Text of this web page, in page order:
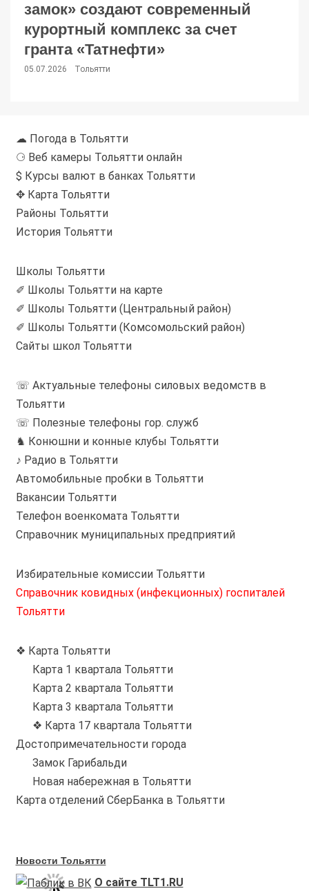
замок» создают современный
курортный комплекс за счет
гранта «Татнефти»
05.07.2026 Тольятти
☁ Погода в Тольятти
⚆ Веб камеры Тольятти онлайн
$ Курсы валют в банках Тольятти
✥ Карта Тольятти
Районы Тольятти
История Тольятти
Школы Тольятти
✐ Школы Тольятти на карте
✐ Школы Тольятти (Центральный район)
✐ Школы Тольятти (Комсомольский район)
Сайты школ Тольятти
☏ Актуальные телефоны силовых ведомств в
Тольятти
☏ Полезные телефоны гор. служб
♞ Конюшни и конные клубы Тольятти
♪ Радио в Тольятти
Автомобильные пробки в Тольятти
Вакансии Тольятти
Телефон военкомата Тольятти
Справочник муниципальных предприятий
Избирательные комиссии Тольятти
Справочник ковидных (инфекционных) госпиталей
Тольятти
❖ Карта Тольятти
Карта 1 квартала Тольятти
Карта 2 квартала Тольятти
Карта 3 квартала Тольятти
❖ Карта 17 квартала Тольятти
Достопримечательности города
Замок Гарибальди
Новая набережная в Тольятти
Карта отделений СберБанка в Тольятти
Новости Тольятти
О сайте TLT1.RU